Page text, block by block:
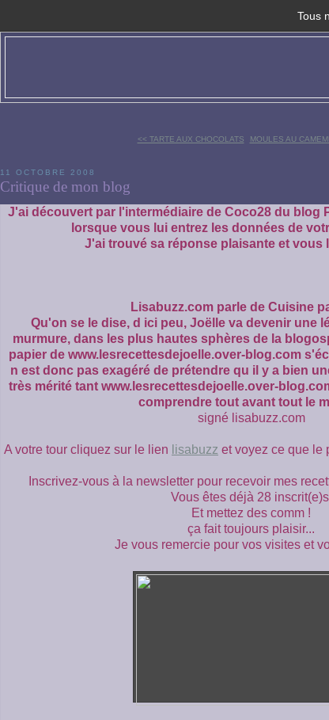
Tous
<< TARTE AUX CHOCOLATS MOULES AU
11 OCTOBRE 2008
Critique de mon blog
J'ai découvert par l'intermédiaire de Coco28 du blog
lorsque vous lui entrez les données de
J'ai trouvé sa réponse plaisante et vous
Lisabuzz.com parle de Cuisine
Qu'on se le dise, d ici peu, Joëlle va devenir une
murmure, dans les plus hautes sphères de la
papier de www.lesrecettesdejoelle.over-blog.com
n est donc pas exagéré de prétendre qu il y a bien
très mérité tant www.lesrecettesdejoelle.over-
comprendre tout avant tout le
signé lisabuzz.com
A votre tour cliquez sur le lien lisabuzz et voyez ce que le
Inscrivez-vous à la newsletter pour recevoir mes
Vous êtes déjà 28
Et mettez des comm !
ça fait toujours plaisir...
Je vous remercie pour vos visites et